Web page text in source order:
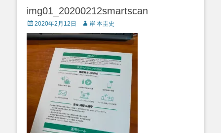
img01_20200212smartscan
Posted
on
2020年2月12日 Author
岸 本圭史